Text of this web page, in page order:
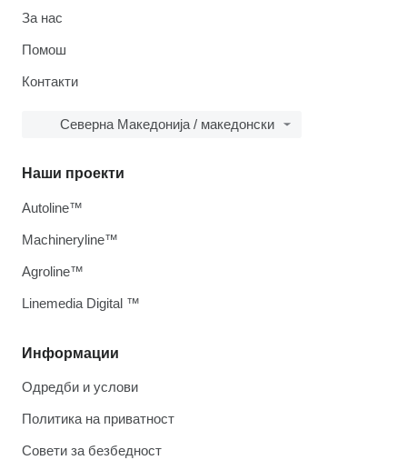
За нас
Помош
Контакти
Северна Македонија / македонски
Информации
Одредби и услови
Политика на приватност
Совети за безбедност
Наши проекти
Autoline™
Machineryline™
Agroline™
Linemedia Digital ™